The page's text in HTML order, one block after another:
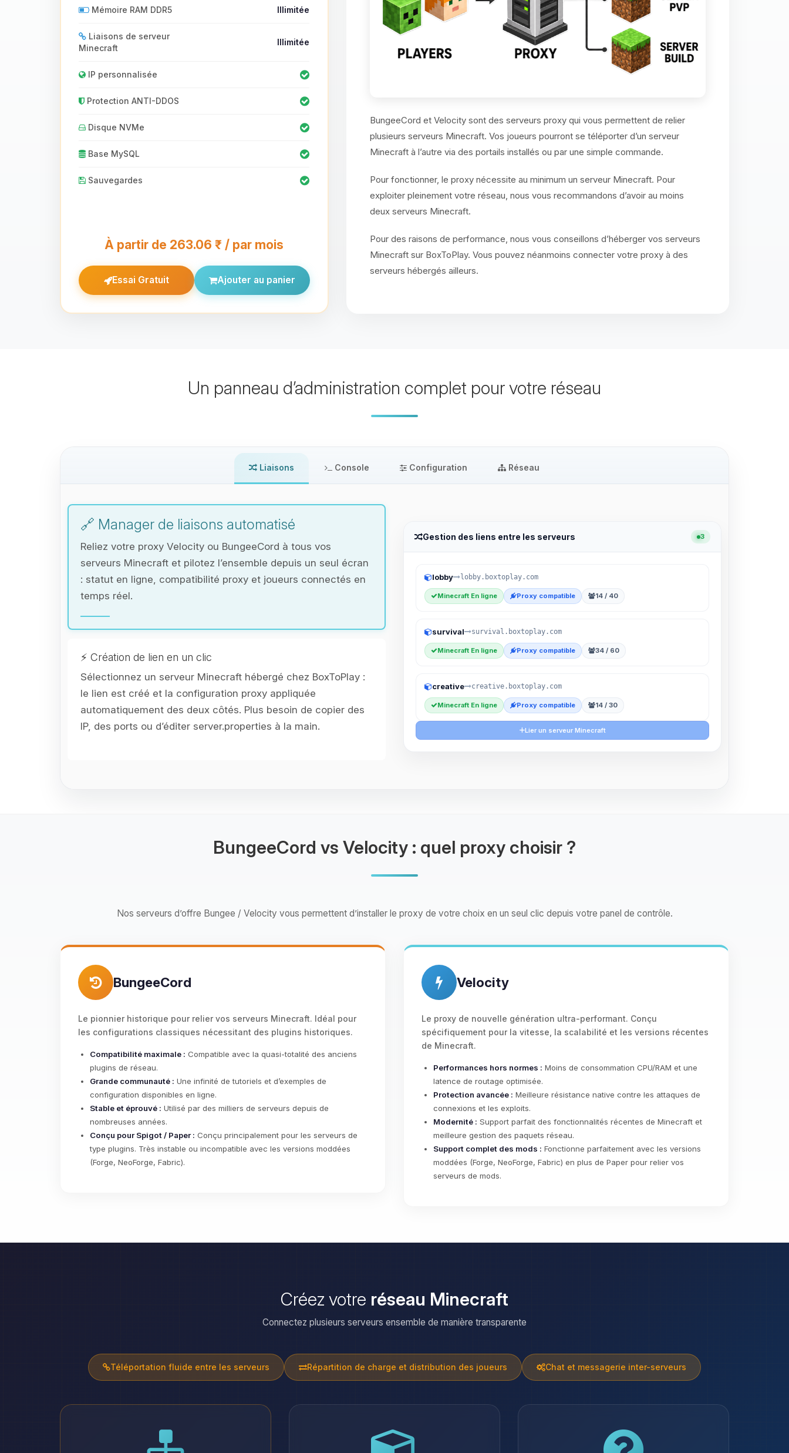
Mémoire RAM DDR5 Illimitée
Liaisons de serveur
Minecraft
Illimitée
IP personnalisée
Protection ANTI-DDOS
Disque NVMe
Base MySQL
Sauvegardes
À partir de 263.06 ₹ / par mois
Essai Gratuit Ajouter au panier
BungeeCord et Velocity sont des serveurs proxy qui vous permettent de relier
plusieurs serveurs Minecraft. Vos joueurs pourront se téléporter d’un serveur
Minecraft à l’autre via des portails installés ou par une simple commande.
Pour fonctionner, le proxy nécessite au minimum un serveur Minecraft. Pour
exploiter pleinement votre réseau, nous vous recommandons d’avoir au moins
deux serveurs Minecraft.
Pour des raisons de performance, nous vous conseillons d’héberger vos serveurs
Minecraft sur BoxToPlay. Vous pouvez néanmoins connecter votre proxy à des
serveurs hébergés ailleurs.
Un panneau d’administration complet pour votre réseau
Liaisons Console Configuration Réseau
🔗 Manager de liaisons automatisé
Reliez votre proxy Velocity ou BungeeCord à tous vos
serveurs Minecraft et pilotez l’ensemble depuis un seul écran
: statut en ligne, compatibilité proxy et joueurs connectés en
temps réel.
⚡ Création de lien en un clic
Sélectionnez un serveur Minecraft hébergé chez BoxToPlay :
le lien est créé et la configuration proxy appliquée
automatiquement des deux côtés. Plus besoin de copier des
IP, des ports ou d’éditer server.properties à la main.
Gestion des liens entre les serveurs 3
lobby lobby.boxtoplay.com
Minecraft En ligne Proxy compatible 14 / 40
survival survival.boxtoplay.com
Minecraft En ligne Proxy compatible 34 / 60
creative creative.boxtoplay.com
Minecraft En ligne Proxy compatible 14 / 30
Lier un serveur Minecraft
BungeeCord vs Velocity : quel proxy choisir ?
Nos serveurs d’offre Bungee / Velocity vous permettent d’installer le proxy de votre choix en un seul clic depuis votre panel de contrôle.
BungeeCord
Le pionnier historique pour relier vos serveurs Minecraft. Idéal pour
les configurations classiques nécessitant des plugins historiques.
Compatibilité maximale : Compatible avec la quasi-totalité des anciens
plugins de réseau.
Grande communauté : Une infinité de tutoriels et d’exemples de
configuration disponibles en ligne.
Stable et éprouvé : Utilisé par des milliers de serveurs depuis de
nombreuses années.
Conçu pour Spigot / Paper : Conçu principalement pour les serveurs de
type plugins. Très instable ou incompatible avec les versions moddées
(Forge, NeoForge, Fabric).
Velocity
Le proxy de nouvelle génération ultra-performant. Conçu
spécifiquement pour la vitesse, la scalabilité et les versions récentes
de Minecraft.
Performances hors normes : Moins de consommation CPU/RAM et une
latence de routage optimisée.
Protection avancée : Meilleure résistance native contre les attaques de
connexions et les exploits.
Modernité : Support parfait des fonctionnalités récentes de Minecraft et
meilleure gestion des paquets réseau.
Support complet des mods : Fonctionne parfaitement avec les versions
moddées (Forge, NeoForge, Fabric) en plus de Paper pour relier vos
serveurs de mods.
Créez votre réseau Minecraft
Connectez plusieurs serveurs ensemble de manière transparente
Téléportation fluide entre les serveurs Répartition de charge et distribution des joueurs Chat et messagerie inter-serveurs